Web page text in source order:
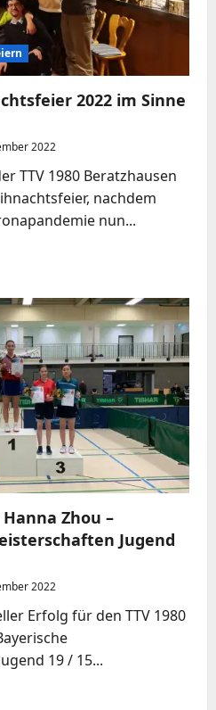
2022 im Sinne
2022
TTV 1980 Beratzhausen
nachdem
nun...
Zhou –
Jugend
2022
Erfolg für den TTV 1980
19 / 15...